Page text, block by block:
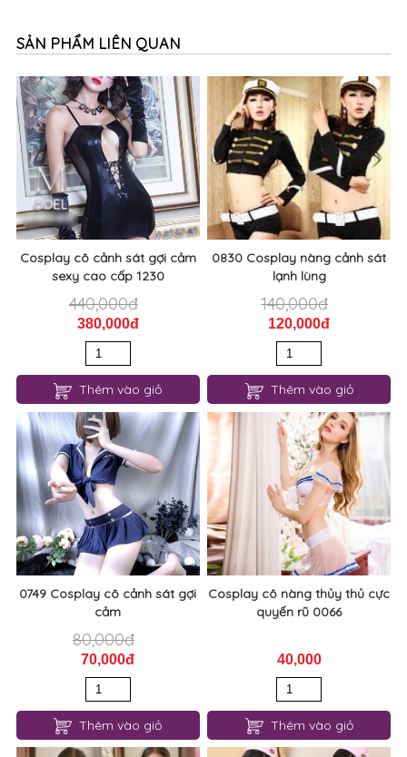
Cosplay cô cảnh sát gợi cảm
sexy cao cấp 1230
440,000đ
380,000đ
Thêm vào giỏ
0830 Cosplay nàng cảnh sát
lạnh lùng
140,000đ
120,000đ
Thêm vào giỏ
0749 Cosplay cô cảnh sát gợi
cảm
80,000đ
70,000đ
Thêm vào giỏ
Cosplay cô nàng thủy thủ cực
quyến rũ 0066
40,000
Thêm vào giỏ